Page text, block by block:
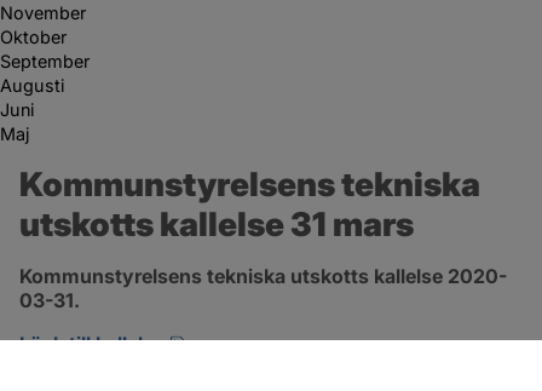
November
Oktober
September
Augusti
Juni
Maj
Kommunstyrelsens tekniska
utskotts kallelse 31 mars
Kommunstyrelsens tekniska utskotts kallelse 2020-
03-31.
Länk till kallelse
pdf, öppnas i nytt fönster.